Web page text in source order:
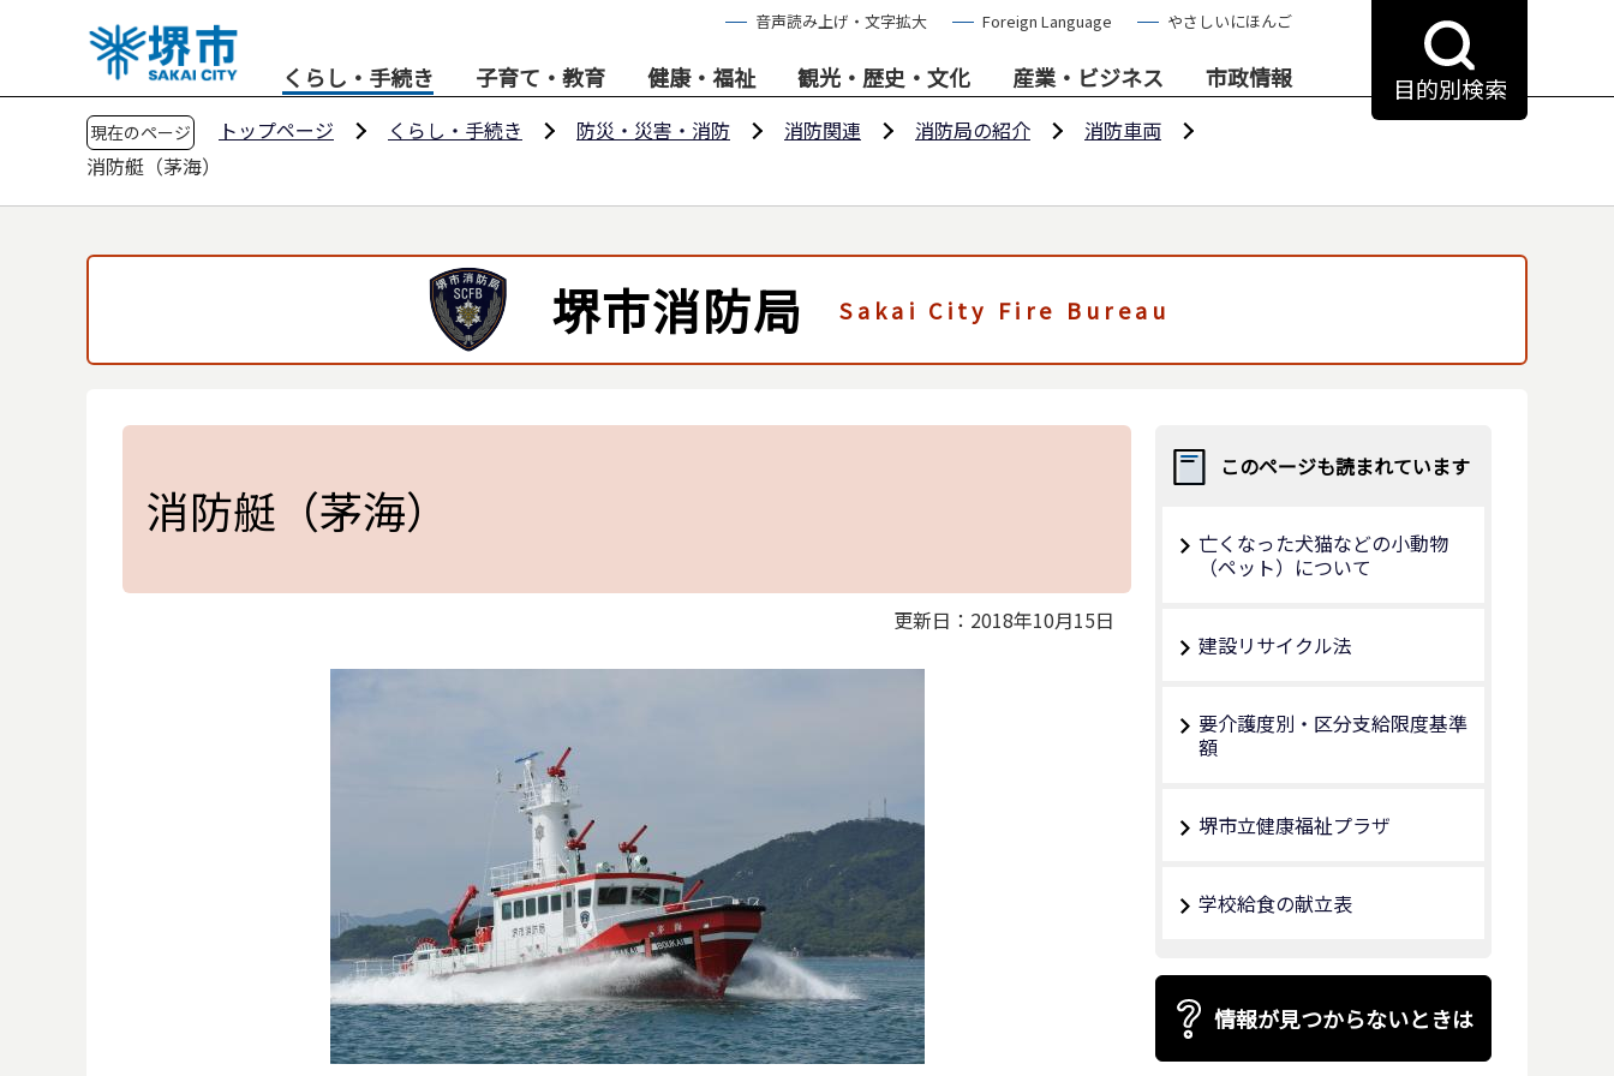
先
音声読み上げ・文字拡大 Foreign Language やさしいにほんご
くらし・手続き 子育て・教育 健康・福祉 観光・歴史・文化 産業・ビジネス 市政情報 目的別検索
現在のページ トップページ くらし・手続き 防災・災害・消防 消防関連 消防局の紹介
消防車両
消防艇（茅海）
堺市消防局 Sakai City Fire Bureau
消防艇（茅海）
更新日：2018年10月15日
このページも読まれています
亡くなった犬猫などの小動物
（ペット）について
建設リサイクル法
要介護度別・区分支給限度基準
額
堺市立健康福祉プラザ
学校給食の献立表
情報が見つからないときは